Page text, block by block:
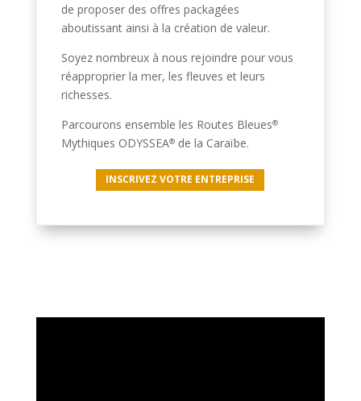
de proposer des offres packagées
aboutissant ainsi à la création de valeur.
Soyez nombreux à nous rejoindre pour vous
réapproprier la mer, les fleuves et leurs
richesses.
Parcourons ensemble les Routes Bleues®
Mythiques ODYSSEA®de la Caraïbe.
INSCRIVEZ VOTRE ENTREPRISE